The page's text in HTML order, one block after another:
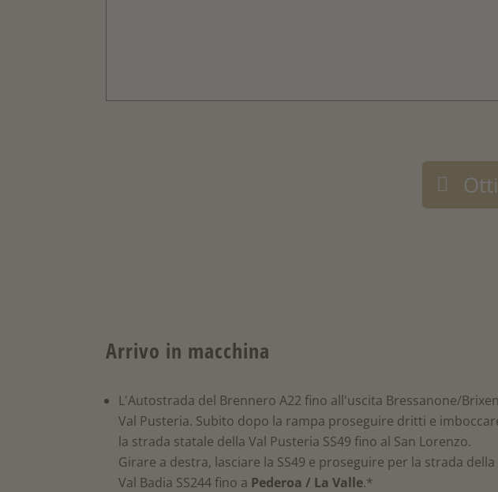
Arrivo in macchina
L'Autostrada del Brennero A22 fino all'uscita Bressanone/
Val Pusteria. Subito dopo la rampa proseguire dritti e
la strada statale della Val Pusteria SS49 fino al San Lorenzo.
Girare a destra, lasciare la SS49 e proseguire per la strada della
Val Badia SS244 fino a Pederoa / La Valle.*